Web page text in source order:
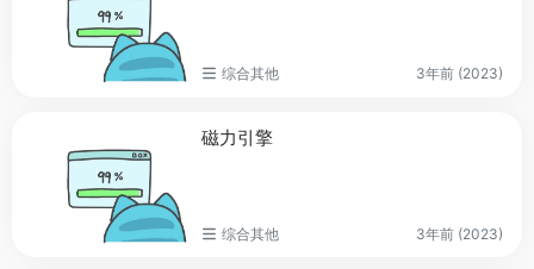
综合其他 3年前 (2023)
磁力引擎
综合其他 3年前 (2023)